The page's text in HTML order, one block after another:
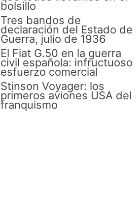
bolsillo
Tres bandos de
declaración del Estado de
Guerra, julio de 1936
El Fiat G.50 en la guerra
civil española: infructuoso
esfuerzo comercial
Stinson Voyager: los
primeros aviones USA del
franquismo